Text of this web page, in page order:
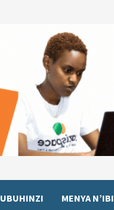
UBUHINZI MENYA N’IBI